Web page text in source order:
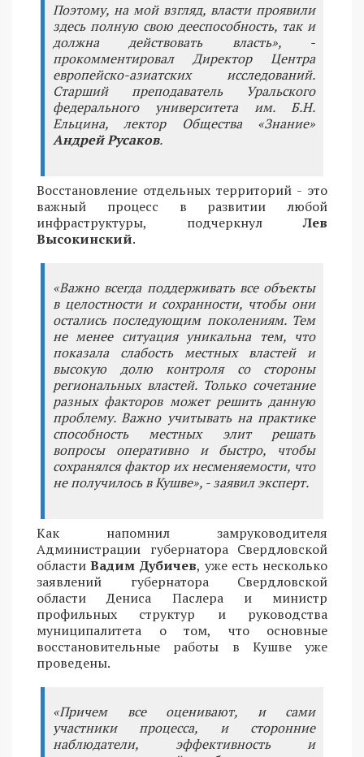
Поэтому, на мой взгляд, власти проявили
здесь полную свою дееспособность, так и
должна действовать власть», -
прокомментировал Директор Центра
европейско-азиатских исследований.
Старший преподаватель Уральского
федерального университета им. Б.Н.
Ельцина, лектор Общества «Знание»
Андрей Русаков.
Восстановление отдельных территорий - это
важный процесс в развитии любой
инфраструктуры, подчеркнулЛев
Высокинский.
«Важно всегда поддерживать все объекты
в целостности и сохранности, чтобы они
остались последующим поколениям. Тем
не менее ситуация уникальна тем, что
показала слабость местных властей и
высокую долю контроля со стороны
региональных властей. Только сочетание
разных факторов может решить данную
проблему. Важно учитывать на практике
способность местных элит решать
вопросы оперативно и быстро, чтобы
сохранялся фактор их несменяемости, что
не получилось в Кушве», - заявил эксперт.
Как напомнил замруководителя
Администрации губернатора Свердловской
областиВадим Дубичев, уже есть несколько
заявлений губернатора Свердловской
области Дениса Паслера и министр
профильных структур и руководства
муниципалитета о том, что основные
восстановительные работы в Кушве уже
проведены.
«Причем все оценивают, и сами
участники процесса, и сторонние
наблюдатели, эффективность и